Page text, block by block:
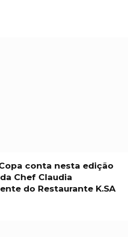
conta nesta edição
Chef Claudia
do Restaurante K.SA